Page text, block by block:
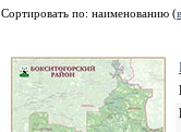
Сортировать по: наименованию (